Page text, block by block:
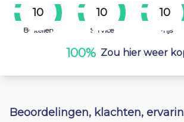
10
Bestellen
10
Service
10
Prijs
100% Zou hier weer
Beoordelingen, klachten,